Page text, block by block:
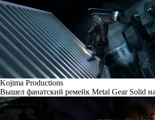
Kojima Productions
Вышел фанатский ремейк Metal Gear Solid